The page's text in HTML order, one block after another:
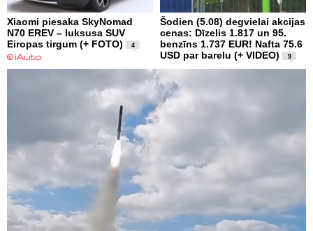
Xiaomi piesaka SkyNomad
N70 EREV – luksusa SUV
Eiropas tirgum (+ FOTO)
4
Šodien (5.08) degvielai akcijas
cenas: Dīzelis 1.817 un 95.
benzīns 1.737 EUR! Nafta 75.6
USD par barelu (+ VIDEO)
9